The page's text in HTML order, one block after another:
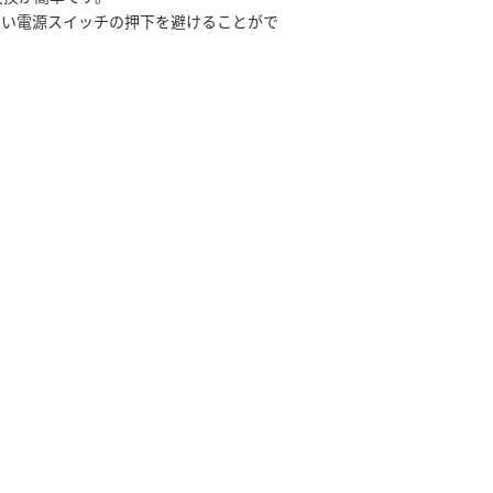
電源スイッチの押下を避けることがで